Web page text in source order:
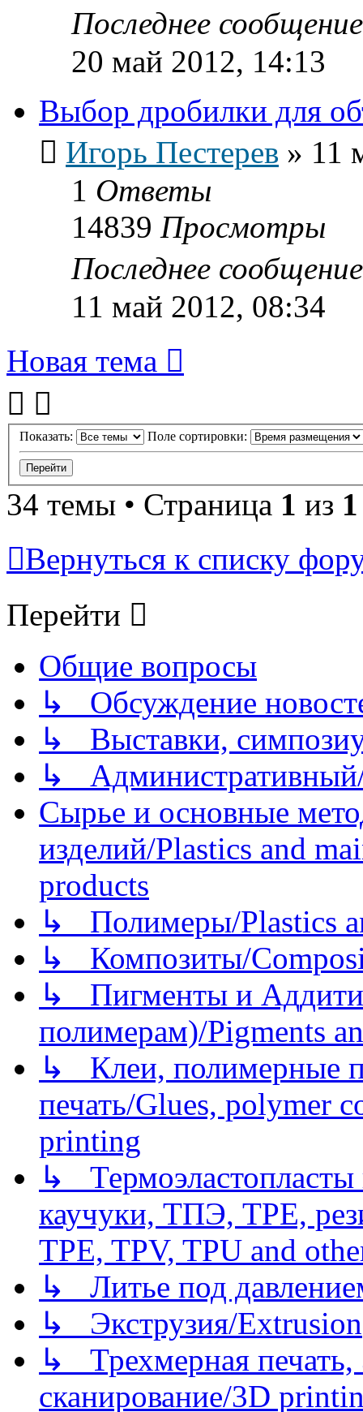
Последнее
20 май 2012, 14:13
Выбор дробилки для
Игорь Пестерев » 11
1 Ответы
14839 Просмотры
Последнее
11 май 2012, 08:34
Новая тема
Показать: Поле сортировки:
34 темы • Страница 1 из 1
Вернуться к списку
Перейти
Общие вопросы
↳ Обсуждение
↳ Выставки,
↳
Сырье и основные
изделий/Plastics and
products
↳ Полимеры/Plastics
↳ Композиты/
↳ Пигменты и
полимерам)/Pigments
↳ Клеи, полимерные
печать/Glues, polymer
printing
↳
каучуки, ТПЭ, TPE,
TPE, TPV, TPU and
↳ Литье под
↳ Экструзия/Extrusion
↳ Трехмерная
сканирование/3D